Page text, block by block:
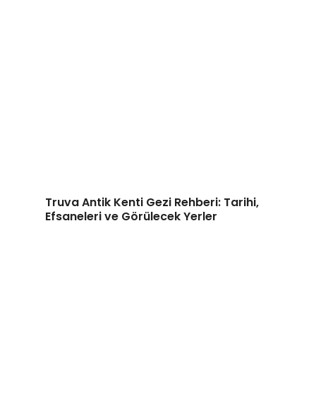
Truva Antik Kenti Gezi Rehberi: Tarihi,
Efsaneleri ve Görülecek Yerler